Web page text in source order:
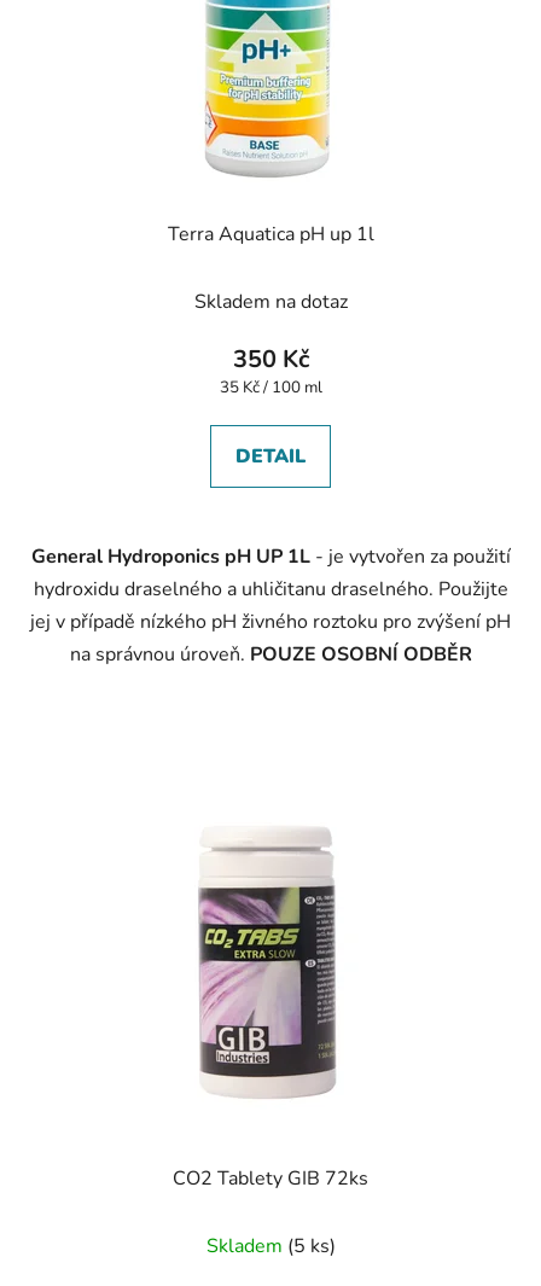
Terra Aquatica pH up 1l
Skladem na dotaz
350 Kč
Měrná
35 Kč / 100 ml
DETAIL
General Hydroponics pH UP 1L- je vytvořen za použití
hydroxidu draselného a uhličitanu draselného. Použijte
jej v případě nízkého pH živného roztoku pro zvýšení pH
na správnou úroveň. POUZE OSOBNÍ ODBĚR
CO2 Tablety GIB 72ks
Skladem (5 ks)